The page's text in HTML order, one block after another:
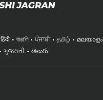
हिंदी বাঙালি ਪੰਜਾਬੀ தமிழ் മലയാളം
ગુજરાતી తెలుగు